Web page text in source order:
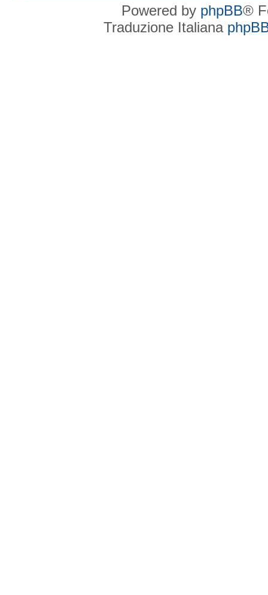
Powered by phpBB®
Traduzione Italiana